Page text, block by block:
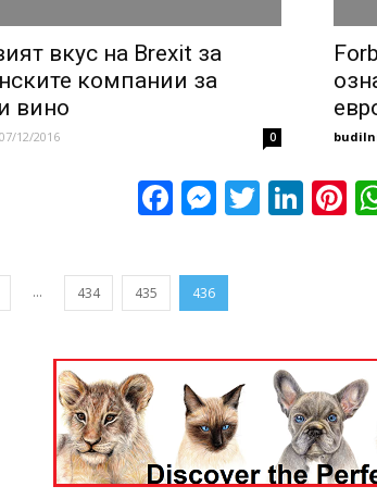
вкус на Brexit за
компании за
вино
07/12/2016 0
Facebook
Twitter
... 434 435 436